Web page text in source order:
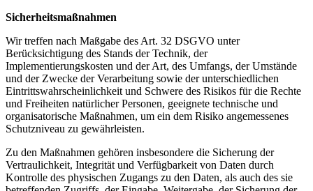
Sicherheitsmaßnahmen
Wir treffen nach Maßgabe des Art. 32 DSGVO unter
Berücksichtigung des Stands der Technik, der
Implementierungskosten und der Art, des Umfangs, der Umstände
und der Zwecke der Verarbeitung sowie der unterschiedlichen
Eintrittswahrscheinlichkeit und Schwere des Risikos für die Rechte
und Freiheiten natürlicher Personen, geeignete technische und
organisatorische Maßnahmen, um ein dem Risiko angemessenes
Schutzniveau zu gewährleisten.
Zu den Maßnahmen gehören insbesondere die Sicherung der
Vertraulichkeit, Integrität und Verfügbarkeit von Daten durch
Kontrolle des physischen Zugangs zu den Daten, als auch des sie